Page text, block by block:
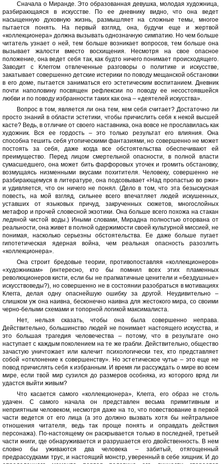
Сначала о Миранде. Это образованная девушка, молодая художница,
разбирающаяся в искусстве. По ее дневнику видно, что она ведет
насыщенную духовную жизнь, размышляет на сложные темы, многое
пытается понять. На первый взгляд, она, будучи еще и жертвой
«коллекционера» должна вызывать однозначную симпатию. Но чем больше
читатель узнает о ней, тем больше возникает вопросов, тем больше она
вызывает жалости вместо восхищения. Несмотря на свое опасное
положение, она ведет себя так, как будто ничего понимает происходящего.
Заводит с Клеггом отвлеченные разговоры о политике и искусстве,
закатывает совершенно детские истерики по поводу мещанской обстановки
в его доме, пытается заниматься его эстетическим воспитанием. Дневник
почти наполовину посвящен рефлексии по поводу ее несостоявшейся
любви и по поводу избранности таких как она – «деятелей искусства».
Вопрос в том, является ли она тем, кем себя считает? Достаточно ли
просто знаний в области эстетики, чтобы причислить себя к некой высшей
касте? Ведь, в отличие от своего наставника, она вовсе не прославилась как
художник. Вся ее гордость – это только результат его влияния. Она
способна тешить себя утопическими фантазиями, но совершенно не может
постоять за себя, даже когда все обстоятельства обеспечивают ей
преимущество. Перед лицом смертельной опасности, в полной власти
сумасшедшего, она может бить фарфоровых уточек и громить обстановку,
возмущаясь низменными вкусами похитителя. Человеку, совершенно не
разбирающемуся в литературе, она подсовывает «Над пропастью во ржи»
и удивляется, что он ничего не понял. (Дело в том, что эта безыскусная
повесть, на мой взгляд, сильнее всего впечатляет людей искушенных,
уставших от языковых причуд, закрученных сюжетов, многослойных
метафор и прочей словесной экзотики. Она больше всего похожа на стакан
ледяной чистой воды.) Иными словами, Мирадна полностью оторвана от
реальности, она живет в полной одержимости своей культурной миссией, не
понимая, насколько серьезны обстоятельства. Ее даже больше пугает
гипотетическая ядерная война, чем реальная опасность разозлить
«коллекционера».
Она строит бредовые теории, противопоставляя «коллекционеров»
«художникам» (интересно, кто бы помнил всех этих пламенных
революционеров кисти, если бы не прагматичные ценители и «бездушные»
искусствоведы?), но совершенно не в состоянии разобраться в мотивациях
Клегга, делая одну опаснейшую ошибку за другой. Неудивительно –
слишком уж она наивна, бесконечно наивна для жестокого мира, со своими
черно-белыми схемами и топорной логикой максималиста.
Нет, нельзя сказать, чтобы она была совершенно неправа.
Действительно, большинство людей не понимает настоящего искусства, и
это большая трагедия человечества – потому, что в результате оно
наступает с каждым поколением на те же грабли. Действительно, общество
зачастую уничтожает или калечит психологически тех, кто представляет
собой «отклонение к совершенству». Но эстетическое чутье – это еще не
повод причислять себя к избранным. И время ли рассуждать о мире во всем
мире, если твой мир сузился до размеров особняка, из которого вряд ли
удастся выйти живым?
Что касается самого «коллекционера», Клегга, его образ не столь
удачен. С самого начала он представлен весьма примитивным и
неприятным человеком, несмотря даже на то, что повествование в первой
части ведется от его лица (а это должно вызвать хотя бы нейтральное
отношения читателя, ведь так проще понять и оправдать действия
персонажа). По-настоящему он раскрывается только в последней, третьей
части книги, где обнаруживается и разрушается его двойственность. В нем
словно бы уживаются два человека – забитый, отягощенный
предрассудками трус, и настоящий монстр, уверенный в себе хищник. И до